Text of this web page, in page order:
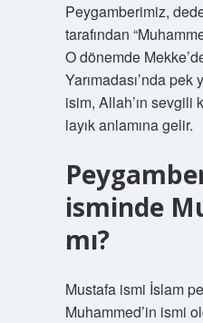
Peygamberimiz,
tarafından
O dönemde
Yarımadası’nda
isim, Allah’ın sevgili
layık anlamına gelir.
isminde
mı?
Mustafa ismi İslam
Muhammed’in ismi